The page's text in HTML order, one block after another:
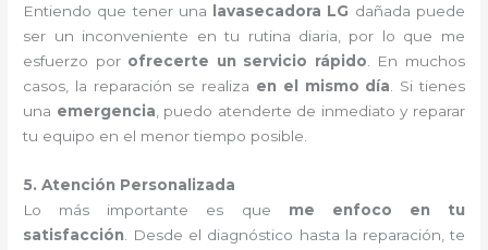
Entiendo que tener una
lavasecadora LG dañada puede
ser un inconveniente en tu rutina diaria, por lo que me
esfuerzo por ofrecerte un servicio rápido. En muchos
casos, la reparación se realiza en el mismo día. Si tienes
una emergencia, puedo atenderte de inmediato y reparar
tu equipo en el menor tiempo posible.
5. Atención Personalizada
Lo más importante es que me enfoco en tu
satisfacción . Desde el diagnóstico hasta la reparación, te